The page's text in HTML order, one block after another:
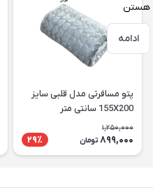
هستن
ادامه
پتو مسافرتی مدل قلبی سایز
155X200 سانتی متر
1,250,000
899,000 تومان 29٪